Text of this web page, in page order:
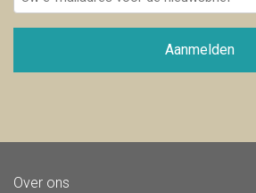
e-
mailadres
de
Aanmelden
Over ons